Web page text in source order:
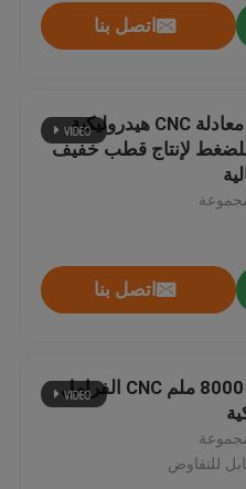
اتصل بنا
650 طن معادلة CNC هيدروليكية
للضغط لإنتاج قطب خفيف
اتصل بنا
400 طن 8000 ملم CNC الفرامل
للتفاوض